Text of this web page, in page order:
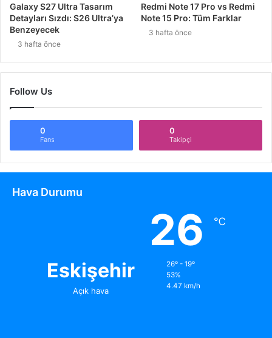
Galaxy S27 Ultra Tasarım
Detayları Sızdı: S26 Ultra’ya
Benzeyecek
3 hafta önce
Redmi Note 17 Pro vs Redmi
Note 15 Pro: Tüm Farklar
3 hafta önce
Follow Us
0
Fans
0
Takipçi
Hava Durumu
Eskişehir
Açık hava
26 ℃
26º - 19º
53%
4.47 km/h